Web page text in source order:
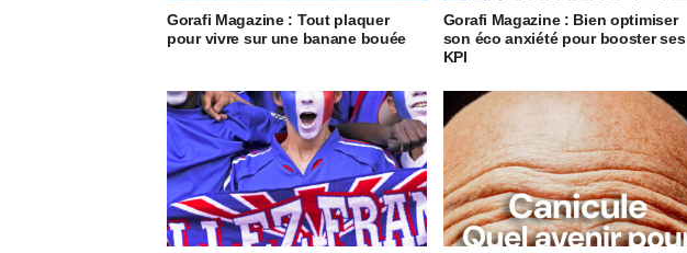
Gorafi Magazine : Tout plaquer
pour vivre sur une banane bouée
Gorafi Magazine : Bien optimiser
son éco anxiété pour booster ses
KPI